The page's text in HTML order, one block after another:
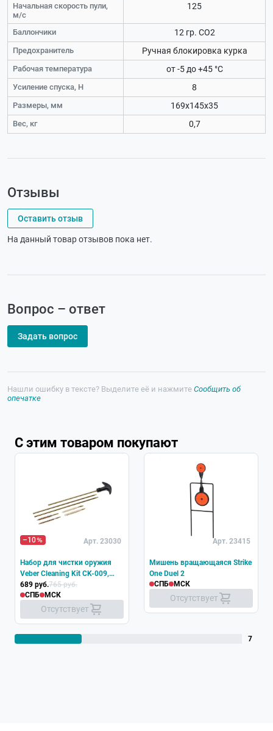
Начальная скорость пули,
м/с
125
Баллончики 12 гр. СО2
Предохранитель Ручная блокировка курка
Рабочая температура от -5 до +45 °C
Усиление спуска, Н 8
Размеры, мм 169x145x35
Вес, кг 0,7
Отзывы
Оставить отзыв
На данный товар отзывов пока нет.
Вопрос – ответ
Задать вопрос
Нашли ошибку в тексте? Выделите её и нажмите Сообщить об
опечатке
С этим товаром покупают
–10 Арт. 23030
Набор для чистки оружия
Veber Cleaning Kit CK-009,
4.5/5.5 мм
689 руб.765 руб.
СПБ
МСК
Отсутствует
Арт. 23415
Мишень вращающаяся Strike
One Duel 2
СПБ
МСК
Отсутствует
7